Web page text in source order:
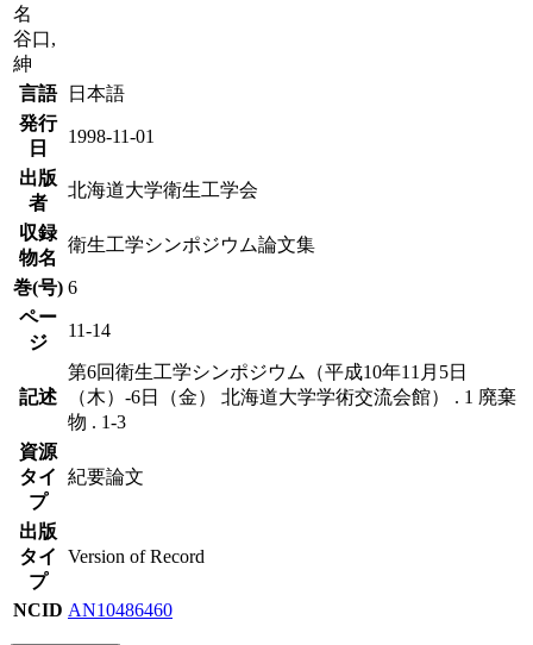
名
谷口,
紳
言語
日本語
発行
日
1998-11-01
出版
者
北海道大学衛生工学会
収録
物名
衛生工学シンポジウム論文集
巻(号) 6
ペー
ジ
11-14
記述
第6回衛生工学シンポジウム（平成10年11月5日
（木）-6日（金） 北海道大学学術交流会館） . 1 廃棄
物 . 1-3
資源
タイ
プ
紀要論文
出版
タイ
プ
Version of Record
NCID AN10486460